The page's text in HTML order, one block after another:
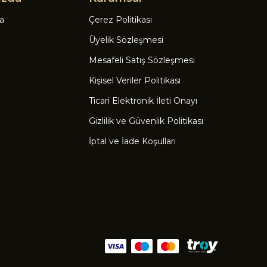
Çerez Politikası
Üyelik Sözleşmesi
Mesafeli Satış Sözleşmesi
Kişisel Veriler Politikası
Ticari Elektronik İleti Onayı
Gizlilik ve Güvenlik Politikası
İptal ve İade Koşulları